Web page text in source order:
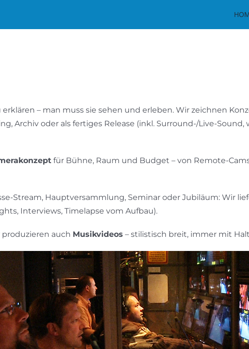
– man muss sie sehen und erleben. Wir zeichnen
Archiv oder als fertiges Release (inkl. Surround-/Live-
für Bühne, Raum und Budget – von Remote-
Stream, Hauptversammlung, Seminar oder Jubiläum: Wir
Interviews, Timelapse vom Aufbau).
auch Musikvideos – stilistisch breit, immer mit